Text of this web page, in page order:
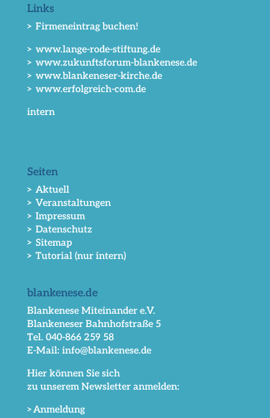
Links
> Firmeneintrag buchen!
> www.lange-rode-stiftung.de
> www.zukunftsforum-blankenese.de
> www.blankeneser-kirche.de
> www.erfolgreich-com.de
intern
Seiten
> Aktuell
> Veranstaltungen
> Impressum
> Datenschutz
> Sitemap
> Tutorial (nur intern)
blankenese.de
Blankenese Miteinander e.V.
Blankeneser Bahnhofstraße 5
Tel. 040-866 259 58
E-Mail: info@blankenese.de
Hier können Sie sich
zu unserem Newsletter anmelden:
>Anmeldung